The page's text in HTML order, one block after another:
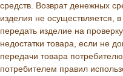
средств. Возврат денежных
изделия не осуществляется,
передать изделие на
недостатки товара, если не
передачи товара
потребителем правил